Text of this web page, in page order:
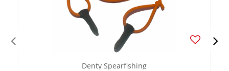
Denty Spearfishing